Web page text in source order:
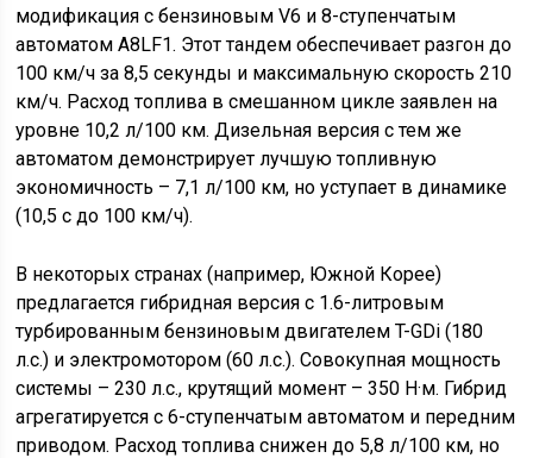
модификация с бензиновым V6 и 8-ступенчатым
автоматом A8LF1. Этот тандем обеспечивает разгон до
100 км/ч за 8,5 секунды и максимальную скорость 210
км/ч. Расход топлива в смешанном цикле заявлен на
уровне 10,2 л/100 км. Дизельная версия с тем же
автоматом демонстрирует лучшую топливную
экономичность – 7,1 л/100 км, но уступает в динамике
(10,5 с до 100 км/ч).
В некоторых странах (например, Южной Корее)
предлагается гибридная версия с 1.6-литровым
турбированным бензиновым двигателем T-GDi (180
л.с.) и электромотором (60 л.с.). Совокупная мощность
системы – 230 л.с., крутящий момент – 350 Н·м. Гибрид
агрегатируется с 6-ступенчатым автоматом и передним
приводом. Расход топлива снижен до 5,8 л/100 км, но